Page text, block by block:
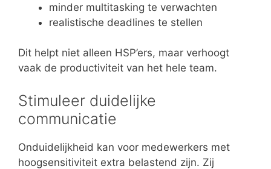
minder multitasking te verwachten
realistische deadlines te stellen
Dit helpt niet alleen HSP’ers, maar verhoogt
vaak de productiviteit van het hele team.
Stimuleer duidelijke
communicatie
Onduidelijkheid kan voor medewerkers met
hoogsensitiviteit extra belastend zijn. Zij